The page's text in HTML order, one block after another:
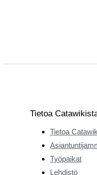
Tietoa
Tietoa
Työpaikat
Lehdistö